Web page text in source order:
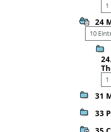
1
24
10
1
31
33